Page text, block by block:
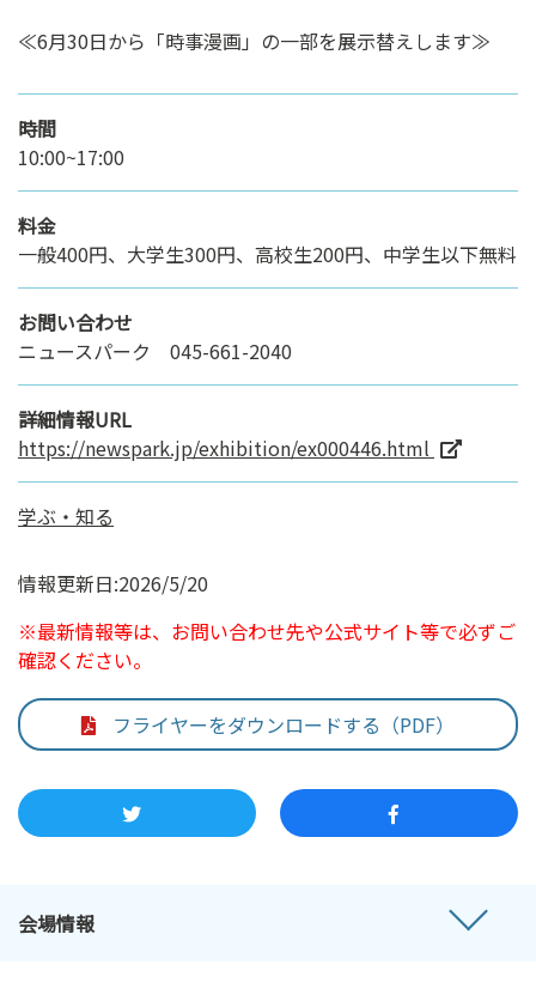
フライヤーをダウンロードする（PDF）
≪6月30日から「時事漫画」の一部を展示替えします≫
時間
10:00~17:00
料金
一般400円、大学生300円、高校生200円、中学生以下無料
お問い合わせ
ニュースパーク 045-661-2040
詳細情報URL
https://newspark.jp/exhibition/ex000446.html
学ぶ・知る
情報更新日:2026/5/20
※最新情報等は、お問い合わせ先や公式サイト等で必ずご
確認ください。
会場情報